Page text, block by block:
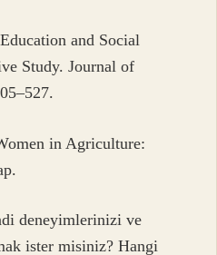
and Social
Study. Journal of
in Agriculture:
deneyimlerinizi ve
ister misiniz? Hangi